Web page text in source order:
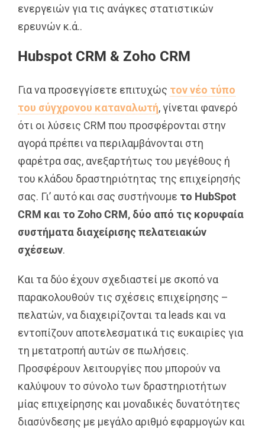
ενεργειών για τις ανάγκες στατιστικών
ερευνών κ.ά..
Hubspot CRM & Zoho CRM
Για να προσεγγίσετε επιτυχώς τον νέο τύπο
του σύγχρονου καταναλωτή, γίνεται φανερό
ότι οι λύσεις CRM που προσφέρονται στην
αγορά πρέπει να περιλαμβάνονται στη
φαρέτρα σας, ανεξαρτήτως του μεγέθους ή
του κλάδου δραστηριότητας της επιχείρησής
σας. Γι’ αυτό και σας συστήνουμε το HubSpot
CRM και το Zoho CRM, δύο από τις κορυφαία
συστήματα διαχείρισης πελατειακών
σχέσεων.
Και τα δύο έχουν σχεδιαστεί με σκοπό να
παρακολουθούν τις σχέσεις επιχείρησης –
πελατών, να διαχειρίζονται τα leads και να
εντοπίζουν αποτελεσματικά τις ευκαιρίες για
τη μετατροπή αυτών σε πωλήσεις.
Προσφέρουν λειτουργίες που μπορούν να
καλύψουν το σύνολο των δραστηριοτήτων
μίας επιχείρησης και μοναδικές δυνατότητες
διασύνδεσης με μεγάλο αριθμό εφαρμογών και